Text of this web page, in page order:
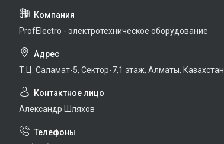
ProfElectro - электротехническое оборудование
Т.Ц. Саламат-5, Cектор-7,1 этаж, Алматы, Казахстан
Александр Шляхов